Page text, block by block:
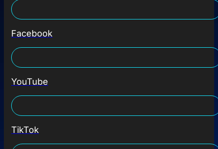
Facebook
YouTube
TikTok